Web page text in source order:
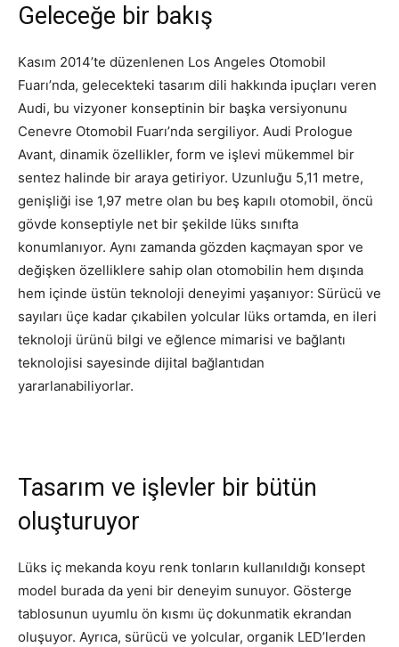
Geleceğe bir bakış
Kasım 2014’te düzenlenen Los Angeles Otomobil
Fuarı’nda, gelecekteki tasarım dili hakkında ipuçları veren
Audi, bu vizyoner konseptinin bir başka versiyonunu
Cenevre Otomobil Fuarı’nda sergiliyor. Audi Prologue
Avant, dinamik özellikler, form ve işlevi mükemmel bir
sentez halinde bir araya getiriyor. Uzunluğu 5,11 metre,
genişliği ise 1,97 metre olan bu beş kapılı otomobil, öncü
gövde konseptiyle net bir şekilde lüks sınıfta
konumlanıyor. Aynı zamanda gözden kaçmayan spor ve
değişken özelliklere sahip olan otomobilin hem dışında
hem içinde üstün teknoloji deneyimi yaşanıyor: Sürücü ve
sayıları üçe kadar çıkabilen yolcular lüks ortamda, en ileri
teknoloji ürünü bilgi ve eğlence mimarisi ve bağlantı
teknolojisi sayesinde dijital bağlantıdan
yararlanabiliyorlar.
Tasarım ve işlevler bir bütün
oluşturuyor
Lüks iç mekanda koyu renk tonların kullanıldığı konsept
model burada da yeni bir deneyim sunuyor. Gösterge
tablosunun uyumlu ön kısmı üç dokunmatik ekrandan
oluşuyor. Ayrıca, sürücü ve yolcular, organik LED’lerden